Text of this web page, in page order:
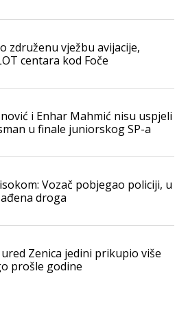
združenu vježbu avijacije,
centara kod Foče
i Enhar Mahmić nisu uspjeli
u finale juniorskog SP-a
Vozač pobjegao policiji, u
droga
Zenica jedini prikupio više
prošle godine